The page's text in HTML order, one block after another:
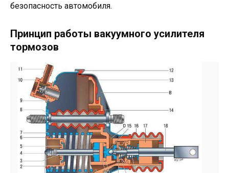
безопасность автомобиля.
Принцип работы вакуумного усилителя
тормозов